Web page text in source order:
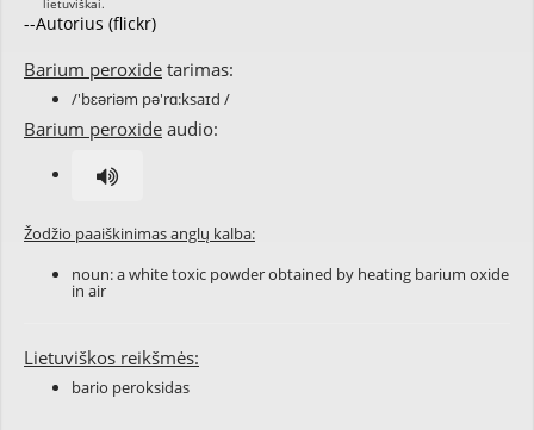
--Autorius (flickr)
Barium peroxide tarimas:
/'bɛəriəm pə'rɑ:ksaɪd /
Barium peroxide audio:
Žodžio paaiškinimas anglų kalba:
noun: a white toxic powder obtained by heating barium oxide
in air
Lietuviškos reikšmės:
bario peroksidas